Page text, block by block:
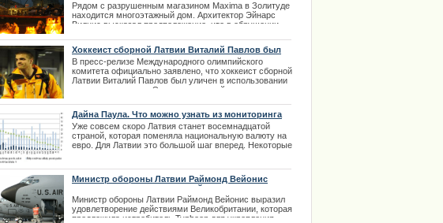
Фестиваль Laima Rendezvous Jūrmala будет
перенесен
Как получить права в Риге с автошколой
Рядом с разрушенным магазином Maxima в Золитуде
находится многоэтажный дом. Архитектор Эйнарс
Вилнис высказал предположение, что в обрушении
| 27.11.2013
Хоккеист сборной Латвии Виталий Павлов был
уличен в использовании допинга
В пресс-релизе Международного олимпийского
комитета официально заявлено, что хоккеист сборной
Латвии Виталий Павлов был уличен в использовании
метилгексанамина. Это запрещенный для
препарат. Допинг-проба на него дала положительный
ответ. Латвийский олимпийский комитет согласился с
данными опубликованными МОК. | 23.02.2014
Дайна Паула. Что можно узнать из мониторинга
цен
Уже совсем скоро Латвия станет восемнадцатой
страной, которая поменяла национальную валюту на
евро. Для Латвии это большой шаг вперед. Некоторые
соглашения активно поддерживается как
политическими органами, так и местным населением.
Министр обороны Латвии Раймонд Вейонис
выразил удовлетворение действиями
Великобритании
Министр обороны Латвии Раймонд Вейонис выразил
удовлетворение действиями Великобритании, которая
предложила истребитель Typhoon для укрепления